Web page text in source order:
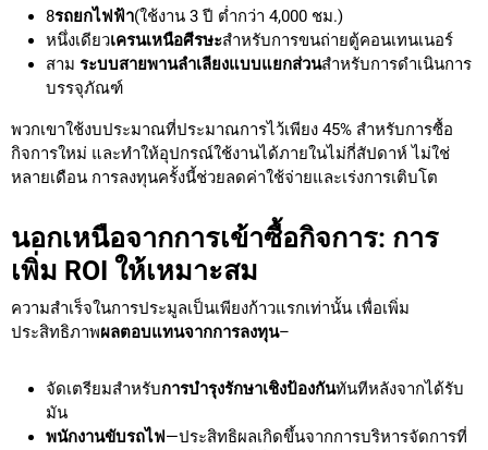
8รถยกไฟฟ้า(ใช้งาน 3 ปี ต่ำกว่า 4,000 ชม.)
หนึ่งเดียวเครนเหนือศีรษะสำหรับการขนถ่ายตู้คอนเทนเนอร์
สาม ระบบสายพานลำเลียงแบบแยกส่วนสำหรับการดำเนินการ
บรรจุภัณฑ์
พวกเขาใช้งบประมาณที่ประมาณการไว้เพียง 45% สำหรับการซื้อ
กิจการใหม่ และทำให้อุปกรณ์ใช้งานได้ภายในไม่กี่สัปดาห์ ไม่ใช่
หลายเดือน การลงทุนครั้งนี้ช่วยลดค่าใช้จ่ายและเร่งการเติบโต
นอกเหนือจากการเข้าซื้อกิจการ: การ
เพิ่ม ROI ให้เหมาะสม
ความสำเร็จในการประมูลเป็นเพียงก้าวแรกเท่านั้น เพื่อเพิ่ม
ประสิทธิภาพผลตอบแทนจากการลงทุน–
จัดเตรียมสำหรับการบำรุงรักษาเชิงป้องกันทันทีหลังจากได้รับ
มัน
พนักงานขับรถไฟ—ประสิทธิผลเกิดขึ้นจากการบริหารจัดการที่